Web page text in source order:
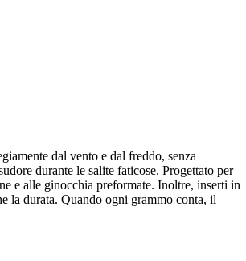
dal vento e dal freddo, senza
durante le salite faticose. Progettato per
e alle ginocchia preformate. Inoltre, inserti in
la durata. Quando ogni grammo conta, il